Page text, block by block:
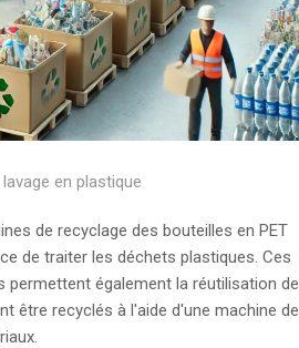
en plastique
de recyclage des bouteilles en PET
de traiter les déchets plastiques. Ces
permettent également la réutilisation de
être recyclés à l'aide d'une machine de